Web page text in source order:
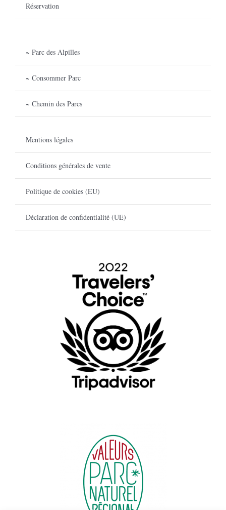
Réservation
~ Parc des Alpilles
~ Consommer Parc
~ Chemin des Parcs
Mentions légales
Conditions générales de vente
Politique de cookies (EU)
Déclaration de confidentialité (UE)